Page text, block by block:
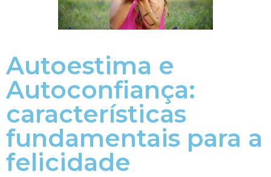
Autoestima e
Autoconfiança:
características
fundamentais para a
felicidade